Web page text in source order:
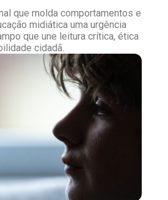
que molda comportamentos e
midiática uma urgência
que une leitura crítica, ética
cidadã.